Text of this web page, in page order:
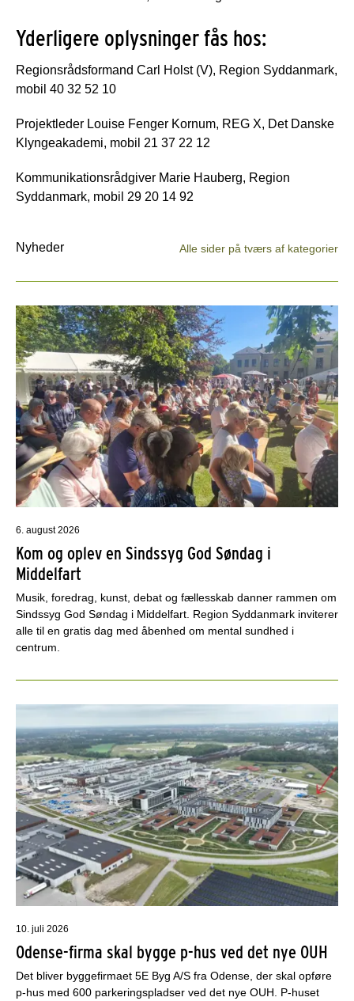
Yderligere oplysninger fås hos:
Regionsrådsformand Carl Holst (V), Region Syddanmark,
mobil 40 32 52 10
Projektleder Louise Fenger Kornum, REG X, Det Danske
Klyngeakademi, mobil 21 37 22 12
Kommunikationsrådgiver Marie Hauberg, Region
Syddanmark, mobil 29 20 14 92
Nyheder Alle sider på tværs af kategorier
6. august 2026
Kom og oplev en Sindssyg God Søndag i
Middelfart
Musik, foredrag, kunst, debat og fællesskab danner rammen om
Sindssyg God Søndag i Middelfart. Region Syddanmark inviterer
alle til en gratis dag med åbenhed om mental sundhed i
centrum.
10. juli 2026
Odense-firma skal bygge p-hus ved det nye OUH
Det bliver byggefirmaet 5E Byg A/S fra Odense, der skal opføre
p-hus med 600 parkeringspladser ved det nye OUH. P-huset